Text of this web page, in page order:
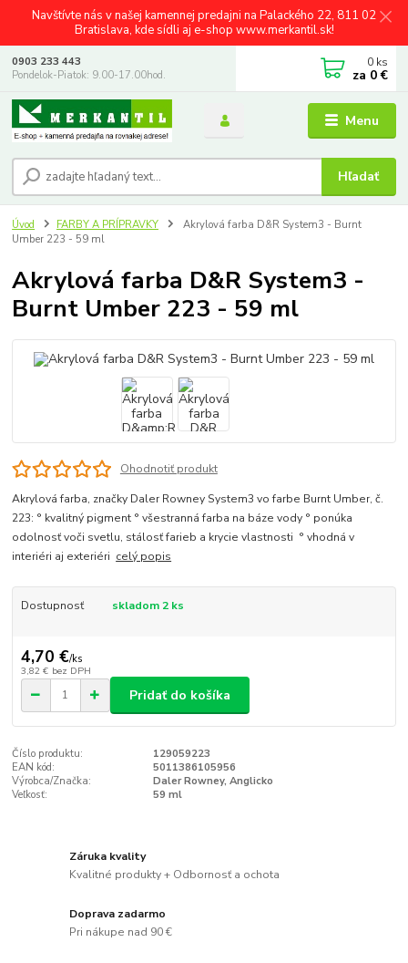
Navštívte nás v našej kamennej predajni na Palackého 22, 811 02
Bratislava, kde sídli aj e-shop www.merkantil.sk!
Menu
Hľadať
0903 233 443
Pondelok-Piatok: 9.00-17.00hod.
0 ks
za 0 €
Úvod FARBY A PRÍPRAVKY
Akrylová farba D&R System3 - Burnt
Umber 223 - 59 ml
Akrylová farba D&R System3 -
Burnt Umber 223 - 59 ml
Ohodnotiť produkt
Akrylová farba, značky Daler Rowney System3 vo farbe Burnt Umber, č.
223: ° kvalitný pigment ° všestranná farba na báze vody ° ponúka
odolnosť voči svetlu, stálosť farieb a krycie vlastnosti ° vhodná v
interiéri aj exteriéri celý popis
Dostupnosť skladom 2 ks
4,70 €/ks
3,82 € bez DPH
Pridať do košíka
Číslo produktu:
129059223
EAN kód:
5011386105956
Výrobca/Značka:
Daler Rowney, Anglicko
Veľkosť:
59 ml
Záruka kvality
Kvalitné produkty + Odbornosť a ochota
Doprava zadarmo
Pri nákupe nad 90 €